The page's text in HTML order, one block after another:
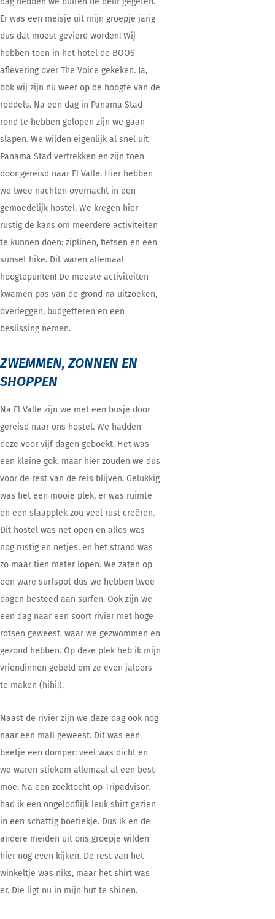
Er was een meisje uit mijn groepje jarig
dus dat moest gevierd worden! Wij
hebben toen in het hotel de BOOS
aflevering over The Voice gekeken. Ja,
ook wij zijn nu weer op de hoogte van de
roddels. Na een dag in Panama Stad
rond te hebben gelopen zijn we gaan
slapen. We wilden eigenlijk al snel uit
Panama Stad vertrekken en zijn toen
door gereisd naar El Valle. Hier hebben
we twee nachten overnacht in een
gemoedelijk hostel. We kregen hier
rustig de kans om meerdere activiteiten
te kunnen doen: ziplinen, fietsen en een
sunset hike. Dit waren allemaal
hoogtepunten! De meeste activiteiten
kwamen pas van de grond na uitzoeken,
overleggen, budgetteren en een
beslissing nemen.
ZWEMMEN, ZONNEN EN
SHOPPEN
Na El Valle zijn we met een busje door
gereisd naar ons hostel. We hadden
deze voor vijf dagen geboekt. Het was
een kleine gok, maar hier zouden we dus
voor de rest van de reis blijven. Gelukkig
was het een mooie plek, er was ruimte
en een slaapplek zou veel rust creëren.
Dit hostel was net open en alles was
nog rustig en netjes, en het strand was
zo maar tien meter lopen. We zaten op
een ware surfspot dus we hebben twee
dagen besteed aan surfen. Ook zijn we
een dag naar een soort rivier met hoge
rotsen geweest, waar we gezwommen en
gezond hebben. Op deze plek heb ik mijn
vriendinnen gebeld om ze even jaloers
te maken (hihi!).
Naast de rivier zijn we deze dag ook nog
naar een mall geweest. Dit was een
beetje een domper: veel was dicht en
we waren stiekem allemaal al een best
moe. Na een zoektocht op Tripadvisor,
had ik een ongelooflijk leuk shirt gezien
in een schattig boetiekje. Dus ik en de
andere meiden uit ons groepje wilden
hier nog even kijken. De rest van het
winkeltje was niks, maar het shirt was
er. Die ligt nu in mijn hut te shinen.